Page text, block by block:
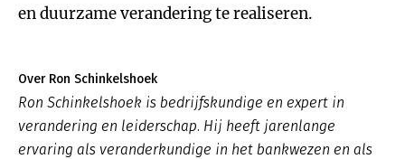
en duurzame verandering te realiseren.
Over Ron Schinkelshoek
Ron Schinkelshoek is bedrijfskundige en expert in
verandering en leiderschap. Hij heeft jarenlange
ervaring als veranderkundige in het bankwezen en als